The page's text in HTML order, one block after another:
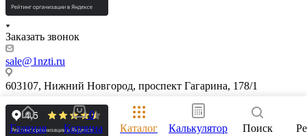
Заказать звонок
sale@1nzti.ru
603107, Нижний Новгород, проспект Гагарина, 178/1
Главная
0
Корзина
Каталог Калькулятор Поиск